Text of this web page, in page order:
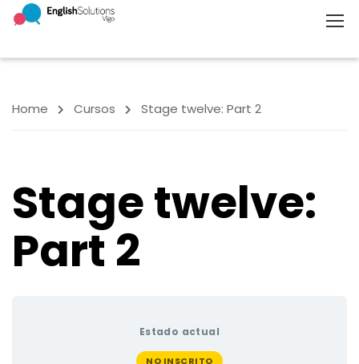
Home Cursos Stage twelve: Part 2
Stage twelve:
Part 2
Estado actual
NO INSCRITO